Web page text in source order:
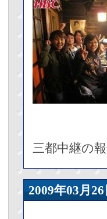
三都中継の
2009年03